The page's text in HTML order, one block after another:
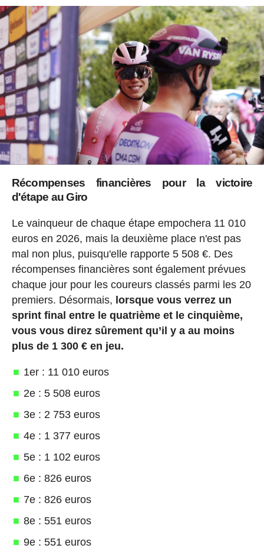
Récompenses financières pour la victoire
d'étape au Giro
Le vainqueur de chaque étape empochera 11 010
euros en 2026, mais la deuxième place n'est pas
mal non plus, puisqu'elle rapporte 5 508 €. Des
récompenses financières sont également prévues
chaque jour pour les coureurs classés parmi les 20
premiers. Désormais, lorsque vous verrez un
sprint final entre le quatrième et le cinquième,
vous vous direz sûrement qu’il y a au moins
plus de 1 300 € en jeu.
1er : 11 010 euros
2e : 5 508 euros
3e : 2 753 euros
4e : 1 377 euros
5e : 1 102 euros
6e : 826 euros
7e : 826 euros
8e : 551 euros
9e : 551 euros